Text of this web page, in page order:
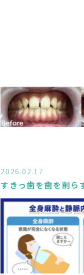
2026.02.17
すきっ歯を歯を削ら